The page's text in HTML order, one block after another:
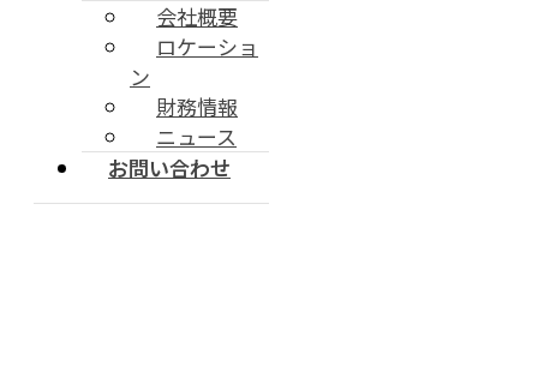
会社概要
ロケーショ
ン
財務情報
ニュース
お問い合わせ